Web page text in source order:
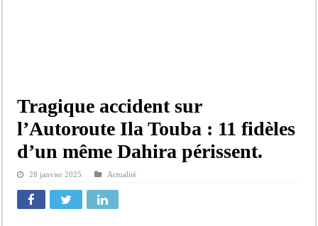
Tragique accident sur
l’Autoroute Ila Touba : 11 fidèles
d’un même Dahira périssent.
28 janvier 2025 Actualité